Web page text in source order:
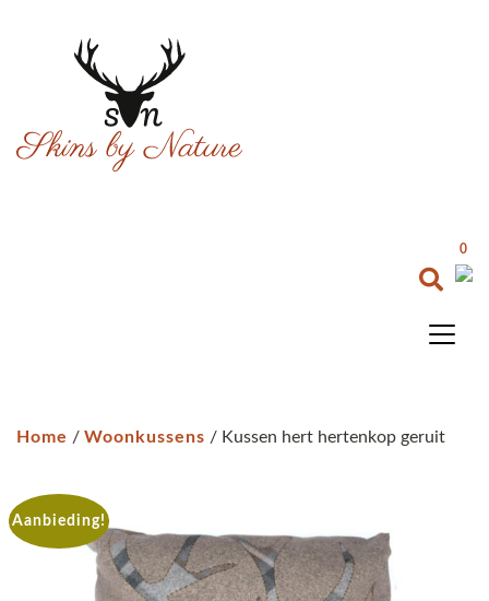
0
Home / Woonkussens / Kussen hert hertenkop geruit
Aanbieding!